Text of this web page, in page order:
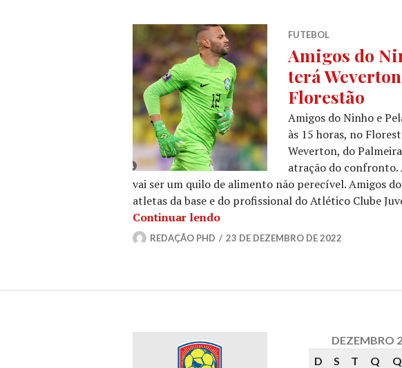
FUTEBOL
Amigos do
terá
Florestão
Amigos do Ninho e
às 15 horas, no
Weverton, do
atração do confronto.
vai ser um quilo de alimento não perecível. Amigos
atletas da base e do profissional do Atlético Clube
Continuar lendo
REDAÇÃO PHD 23 DE DEZEMBRO DE 2022
DEZEMBRO
D
S T Q Q